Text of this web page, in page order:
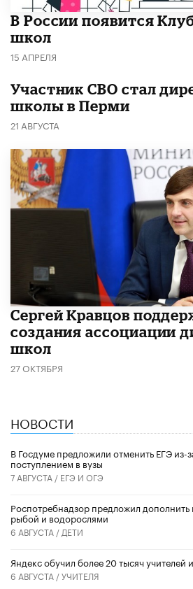
В России появится
школ
15 АПРЕЛЯ
Участник СВО стал
школы в Перми
21 АВГУСТА
Сергей Кравцов
создания ассоциации
школ
27 ОКТЯБРЯ
НОВОСТИ
В Госдуме предложили отменить ЕГЭ из-
поступлением в вузы
7 АВГУСТА / ЕГЭ И ОГЭ
Роспотребнадзор предложил
рыбой и водорослями
6 АВГУСТА / ДЕТИ
​Яндекс обучил более 20 тысяч учителей
6 АВГУСТА /УЧИТЕЛЯ